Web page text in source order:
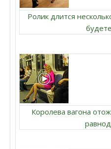
Ролик длится
Королева вагона